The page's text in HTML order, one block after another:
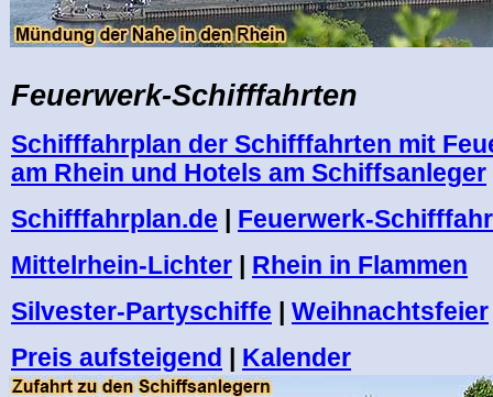
Feuerwerk-Schifffahrten
Schifffahrplan der Schifffahrten mit
am Rhein und Hotels am Schiffsanleger
Schifffahrplan.de
Feuerwerk-
Mittelrhein-Lichter
Rhein in Flammen
Silvester-Partyschiffe
Weihnachtsfeier
Preis aufsteigend
Kalender